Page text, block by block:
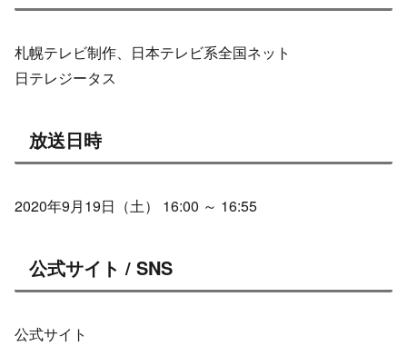
札幌テレビ制作、日本テレビ系全国ネット
日テレジータス
放送日時
2020年9月19日（土） 16:00 ～ 16:55
公式サイト / SNS
公式サイト